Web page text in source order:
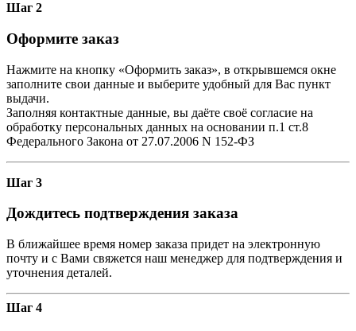
Шаг 2
Оформите заказ
Нажмите на кнопку «Оформить заказ», в открывшемся окне
заполните свои данные и выберите удобный для Вас пункт
выдачи.
Заполняя контактные данные, вы даёте своё согласие на
обработку персональных данных на основании п.1 ст.8
Федерального Закона от 27.07.2006 N 152-ФЗ
Шаг 3
Дождитесь подтверждения заказа
В ближайшее время номер заказа придет на электронную
почту и с Вами свяжется наш менеджер для подтверждения и
уточнения деталей.
Шаг 4